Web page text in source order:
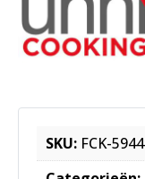
SKU: FCK-